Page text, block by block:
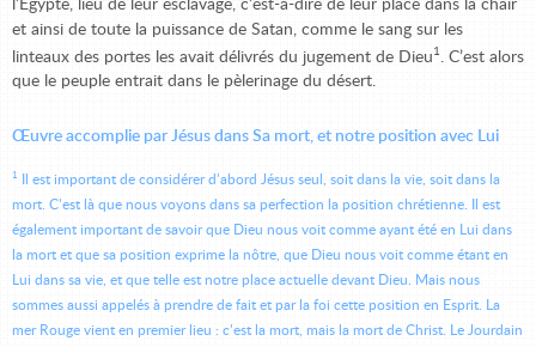
l’Égypte, lieu de leur esclavage, c’est-à-dire de leur place dans la chair
et ainsi de toute la puissance de Satan, comme le sang sur les
linteaux des portes les avait délivrés du jugement de Dieu 1
. C’est alors
que le peuple entrait dans le pèlerinage du désert.
Œuvre accomplie par Jésus dans Sa mort, et notre position avec Lui
1
Il est important de considérer d’abord Jésus seul, soit dans la vie, soit dans la
mort. C’est là que nous voyons dans sa perfection la position chrétienne. Il est
également important de savoir que Dieu nous voit comme ayant été en Lui dans
la mort et que sa position exprime la nôtre, que Dieu nous voit comme étant en
Lui dans sa vie, et que telle est notre place actuelle devant Dieu. Mais nous
sommes aussi appelés à prendre de fait et par la foi cette position en Esprit. La
mer Rouge vient en premier lieu : c’est la mort, mais la mort de Christ. Le Jourdain